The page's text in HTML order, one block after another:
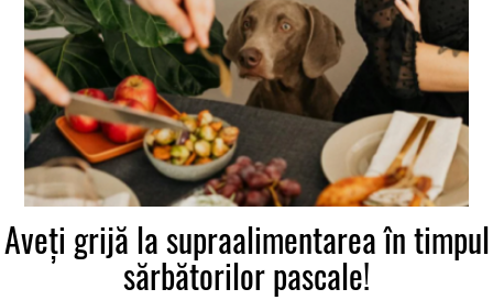
Aveți grijă la supraalimentarea în timpul
sărbătorilor pascale!